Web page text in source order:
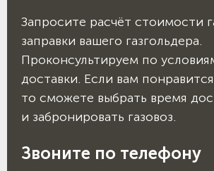
Запросите расчёт стоимости
заправки вашего газгольдера.
Проконсультируем по
доставки. Если вам
то сможете выбрать время
и забронировать газовоз.
Звоните по телефону